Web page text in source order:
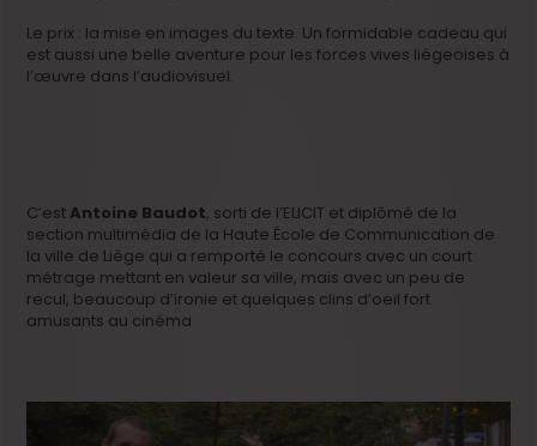
Le prix : la mise en images du texte. Un formidable cadeau qui
est aussi une belle aventure pour les forces vives liégeoises à
l’œuvre dans l’audiovisuel.
C’estAntoine Baudot, sorti de l’ELICIT et diplômé de la
section multimédia de la Haute École de Communication de
la ville de Liège qui a remporté le concours avec un court
métrage mettant en valeur sa ville, mais avec un peu de
recul, beaucoup d’ironie et quelques clins d’oeil fort
amusants au cinéma